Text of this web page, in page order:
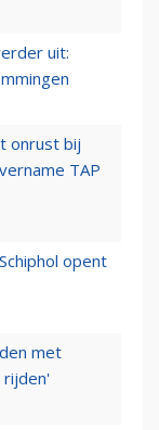
uit:
onrust bij
TAP
opent
met
rijden'